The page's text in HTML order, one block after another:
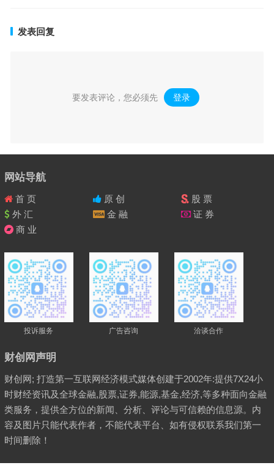
发表回复
要发表评论，您必须先 登录 。
网站导航
首 页 原 创
股 票
外 汇
金 融
证 券
商 业
投诉服务 广告咨询 洽谈合作
财创网声明
财创网; 打造第一互联网经济模式媒体创建于2002年:提供7X24小
时财经资讯及全球金融,股票,证券,能源,基金,经济,等多种面向金融
类服务，提供全方位的新闻、分析、评论与可信赖的信息源。内
容及图片只能代表作者，不能代表平台、如有侵权联系我们第一
时间删除！